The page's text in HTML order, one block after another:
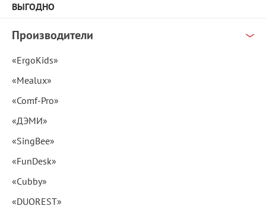
ВЫГОДНО
Производители
«ErgoKids»
«Mealux»
«Comf-Pro»
«ДЭМИ»
«SingBee»
«FunDesk»
«Cubby»
«DUOREST»